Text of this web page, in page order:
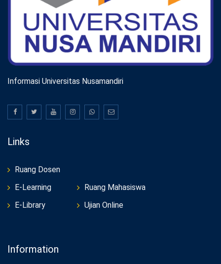
Informasi Universitas Nusamandiri
Links
Ruang Dosen
E-Learning
E-Library
Ruang Mahasiswa
Ujian Online
Information